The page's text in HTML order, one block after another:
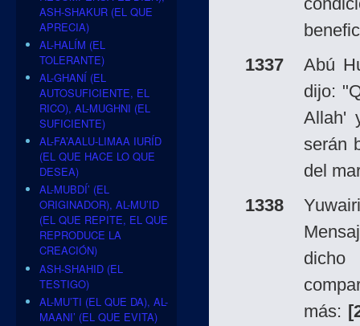
1337
Abú
dijo:
Allah'
serán
del
1338
más:
ASH-SHAKUR (EL QUE
APRECIA)
AL-HALÍM (EL
TOLERANTE)
AL-GHANÍ (EL
AUTOSUFICIENTE, EL
RICO), AL-MUGHNI (EL
SUFICIENTE)
AL-FA’AALU-LIMAA IURÍD
(EL QUE HACE LO QUE
DESEA)
AL-MUBDÍ’ (EL
ORIGINADOR), AL-MU’ID
(EL QUE REPITE, EL QUE
REPRODUCE LA
CREACIÓN)
ASH-SHAHID (EL
TESTIGO)
AL-MU’TI (EL QUE DA), AL-
MAANI’ (EL QUE EVITA)